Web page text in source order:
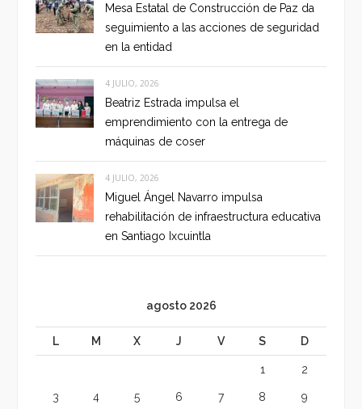
Mesa Estatal de Construcción de Paz da
seguimiento a las acciones de seguridad
en la entidad
4 JULIO, 2026
Beatriz Estrada impulsa el
emprendimiento con la entrega de
máquinas de coser
4 JULIO, 2026
Miguel Ángel Navarro impulsa
rehabilitación de infraestructura educativa
en Santiago Ixcuintla
agosto 2026
L M X J V S D
1 2
3 4 5 6 7 8 9